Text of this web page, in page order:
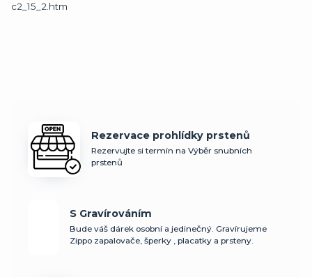
Rezervace prohlídky prstenů
Rezervujte si termín na Výběr snubních
prstenů
S Gravírováním
Bude váš dárek osobní a jedinečný. Gravírujeme
Zippo zapalovače, šperky , placatky a prsteny.